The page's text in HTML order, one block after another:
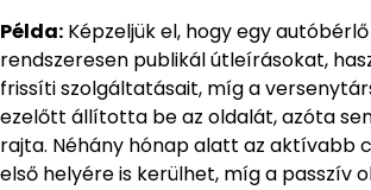
Példa: Képzeljük el, hogy egy
rendszeresen publikál útleírásokat,
frissíti szolgáltatásait, míg a
ezelőtt állította be az oldalát, azóta
rajta. Néhány hónap alatt az aktívabb
első helyére is kerülhet, míg a passzív